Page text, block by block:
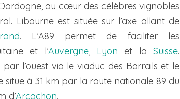
au cœur des célèbres vignobles
Libourne est située sur l’axe allant de
. L’A89 permet de faciliter les
et l’Auvergne, Lyon et la Suisse.
l’ouest via le viaduc des Barrails et le
situe à 31 km par la route nationale 89 du
d’Arcachon.